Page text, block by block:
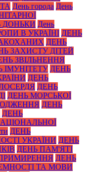
День города День
ДОНЬКИ День
В УКРАЇНІ ДЕНЬ
ДЕНЬ
ЗАХИСТУ ДІТЕЙ
ЗВІЛЬНЕННЯ
ІМУНІТЕТУ ДЕНЬ
ДЕНЬ
ДЕНЬ
ДЕНЬ МОРСЬКОЇ
ДЕНЬ
ДЕНЬ
ДЕНЬ
УКРАЇНИ ДЕНЬ
ДЕНЬ ПАМ'ЯТІ
ДЕНЬ
ТА МОВИ